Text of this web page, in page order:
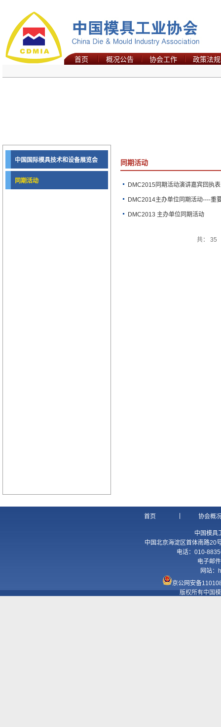
首页 概况公告 协会工作 政策法规
中国国际模具技术和设备展览会
同期活动
同期活动
DMC2015同期活动演讲嘉宾回执表
DMC2014主办单位同期活动----重
DMC2013 主办单位同期活动
共：
首页 协会概
中国模具
中国北京海淀区首体南路20
电话：010-
电子邮
网站：
京公网安备
版权所有中国